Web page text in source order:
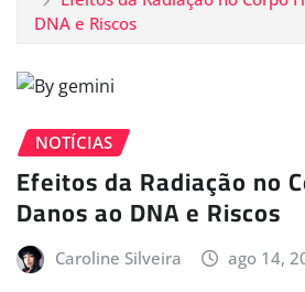
DNA e Riscos
NOTÍCIAS
Efeitos da Radiação no
Danos ao DNA e Riscos
Caroline Silveira ago 14,